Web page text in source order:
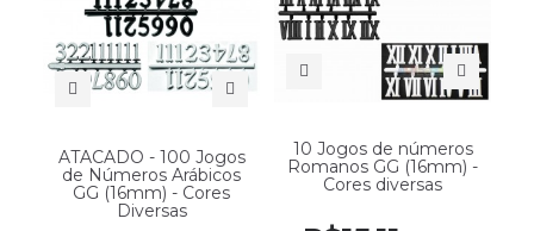
10 Jogos de números
Romanos GG (16mm) -
Cores diversas
ATACADO - 100 Jogos
de Números Arábicos
GG (16mm) - Cores
Diversas